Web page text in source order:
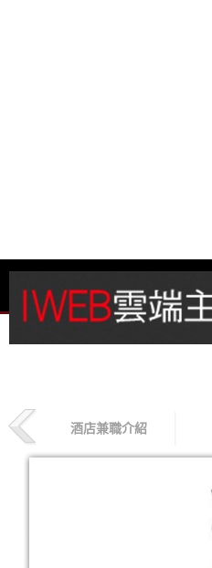
酒店兼職介紹